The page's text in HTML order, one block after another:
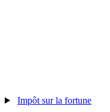
Impôt sur la fortune